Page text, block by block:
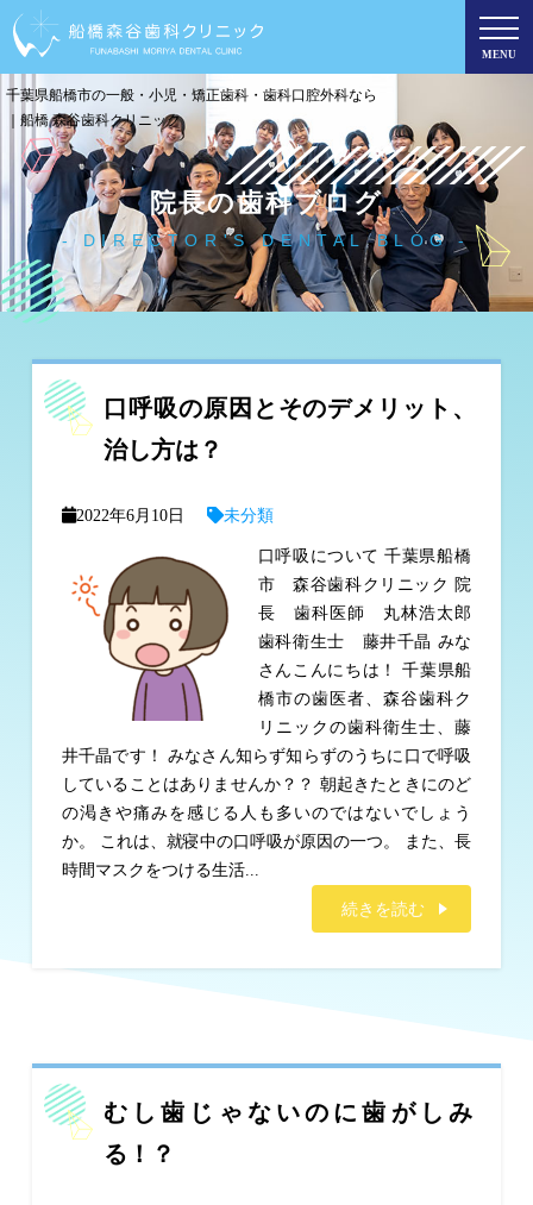
MENU
千葉県船橋市の一般・小児・矯正歯科・歯科口腔外科なら
｜船橋 森谷歯科クリニック
院長の歯科ブログ
DIRECTOR'S DENTAL BLOG
口呼吸の原因とそのデメリット、
治し方は？
2022年6月10日 未分類
口呼吸について 千葉県船橋
市 森谷歯科クリニック 院
長 歯科医師 丸林浩太郎
歯科衛生士 藤井千晶 みな
さんこんにちは！ 千葉県船
橋市の歯医者、森谷歯科ク
リニックの歯科衛生士、藤
井千晶です！ みなさん知らず知らずのうちに口で呼吸
していることはありませんか？？ 朝起きたときにのど
の渇きや痛みを感じる人も多いのではないでしょう
か。 これは、就寝中の口呼吸が原因の一つ。 また、長
時間マスクをつける生活...
続きを読む
むし歯じゃないのに歯がしみ
る！？